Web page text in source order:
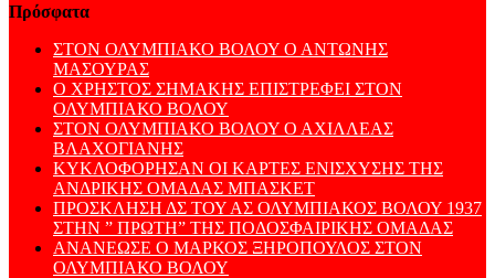
Πρόσφατα
ΣΤΟΝ ΟΛΥΜΠΙΑΚΟ ΒΟΛΟΥ Ο ΑΝΤΩΝΗΣ
ΜΑΣΟΥΡΑΣ
Ο ΧΡΗΣΤΟΣ ΣΗΜΑΚΗΣ ΕΠΙΣΤΡΕΦΕΙ ΣΤΟΝ
ΟΛΥΜΠΙΑΚΟ ΒΟΛΟΥ
ΣΤΟΝ ΟΛΥΜΠΙΑΚΟ ΒΟΛΟΥ Ο ΑΧΙΛΛΕΑΣ
ΒΛΑΧΟΓΙΑΝΗΣ
ΚΥΚΛΟΦΟΡΗΣΑΝ ΟΙ ΚΑΡΤΕΣ ΕΝΙΣΧΥΣΗΣ ΤΗΣ
ΑΝΔΡΙΚΗΣ ΟΜΑΔΑΣ ΜΠΑΣΚΕΤ
ΠΡΟΣΚΛΗΣΗ ΔΣ ΤΟΥ ΑΣ ΟΛΥΜΠΙΑΚΟΣ ΒΟΛΟΥ 1937
ΣΤΗΝ ” ΠΡΩΤΗ” ΤΗΣ ΠΟΔΟΣΦΑΙΡΙΚΗΣ ΟΜΑΔΑΣ
ΑΝΑΝΕΩΣΕ Ο ΜΑΡΚΟΣ ΞΗΡΟΠΟΥΛΟΣ ΣΤΟΝ
ΟΛΥΜΠΙΑΚΟ ΒΟΛΟΥ